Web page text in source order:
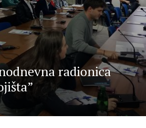
radionica